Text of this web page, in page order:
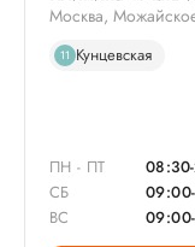
Москва,
11 Кунцевская
ПН - ПТ
СБ
ВС